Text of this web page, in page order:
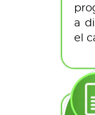
a
el